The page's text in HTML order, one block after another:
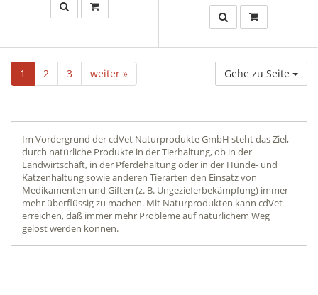
1 2 3 weiter » Gehe zu Seite
Im Vordergrund der cdVet Naturprodukte GmbH steht das Ziel,
durch natürliche Produkte in der Tierhaltung, ob in der
Landwirtschaft, in der Pferdehaltung oder in der Hunde- und
Katzenhaltung sowie anderen Tierarten den Einsatz von
Medikamenten und Giften (z. B. Ungezieferbekämpfung) immer
mehr überflüssig zu machen. Mit Naturprodukten kann cdVet
erreichen, daß immer mehr Probleme auf natürlichem Weg
gelöst werden können.